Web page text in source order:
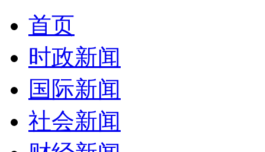
首页
时政新闻
国际新闻
社会新闻